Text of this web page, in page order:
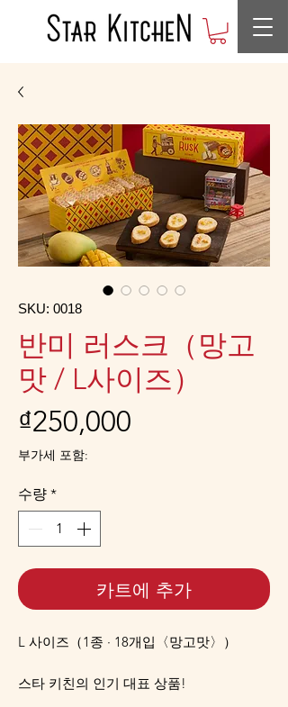
SKU: 0018
반미 러스크（망고
맛 / L사이즈）
₫250,000
부가세 포함:
수량 *
카트에 추가
L 사이즈（1종 · 18개입〈망고맛〉）
스타 키친의 인기 대표 상품!